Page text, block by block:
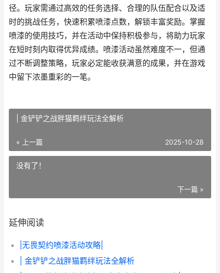
径。玩家需通过高效的任务选择、合理的队伍配合以及适
时的挑战任务，快速积累喷漆点数，解锁丰富奖励。掌握
喷漆的使用技巧，并在活动中保持积极参与，将助力玩家
在短时刻内取得优异成绩。喷漆活动虽然难度不一，但通
过不断调整策略，玩家必定能收获满意的成果，并在游戏
中留下浓墨重彩的一笔。
| 金铲铲之战胖猫羁绊玩法全解析
« 上一篇 2025-10-28
没有了！
下一篇 »
延伸阅读
|无畏契约喷漆活动攻略|
| 金铲铲之战胖猫羁绊玩法全解析